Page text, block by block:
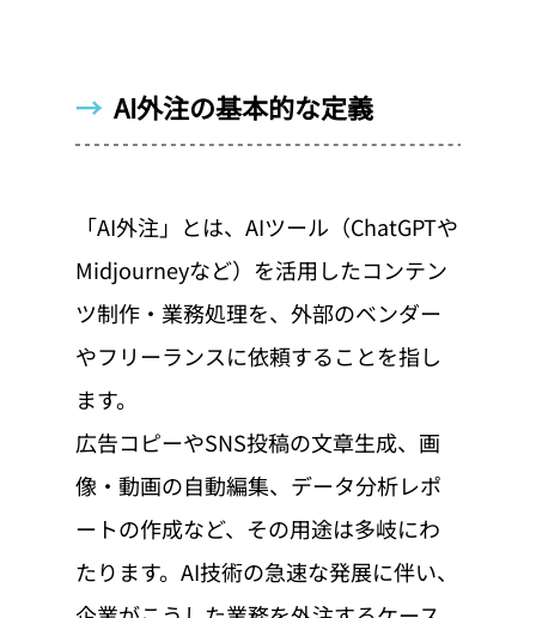
→ AI外注の基本的な定義
「AI外注」とは、AIツール（ChatGPTや
Midjourneyなど）を活用したコンテン
ツ制作・業務処理を、外部のベンダー
やフリーランスに依頼することを指し
ます。
広告コピーやSNS投稿の文章生成、画
像・動画の自動編集、データ分析レポ
ートの作成など、その用途は多岐にわ
たります。AI技術の急速な発展に伴い、